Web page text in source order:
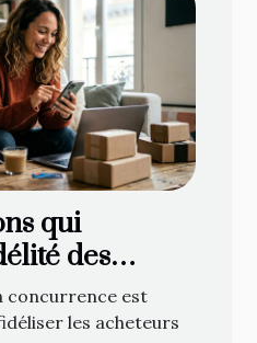
qui
des
concurrence est
les acheteurs